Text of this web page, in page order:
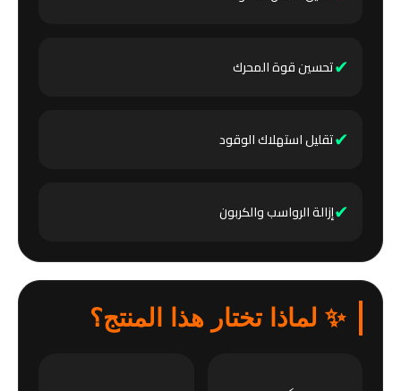
✔تحسين قوة المحرك
✔تقليل استهلاك الوقود
✔إزالة الرواسب والكربون
✨ لماذا تختار هذا المنتج؟